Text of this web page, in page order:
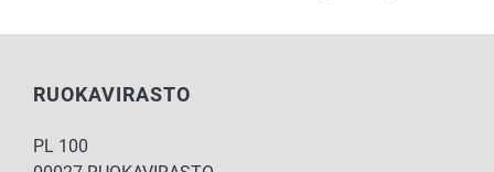
RUOKAVIRASTO
PL 100